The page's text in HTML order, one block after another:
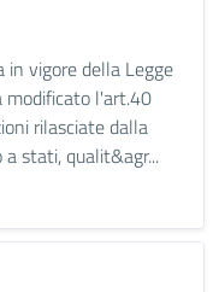
vigore della Legge
modificato l'art.40
rilasciate dalla
stati, qualit&agr...